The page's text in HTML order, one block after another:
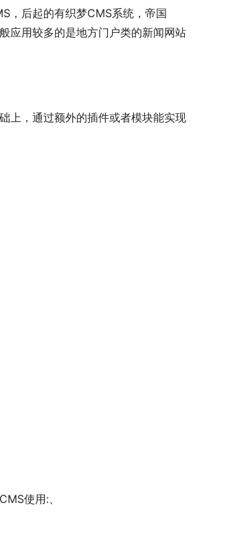
，后起的有织梦CMS系统，帝国
应用较多的是地方门户类的新闻网站
上，通过额外的插件或者模块能实现
使用:、